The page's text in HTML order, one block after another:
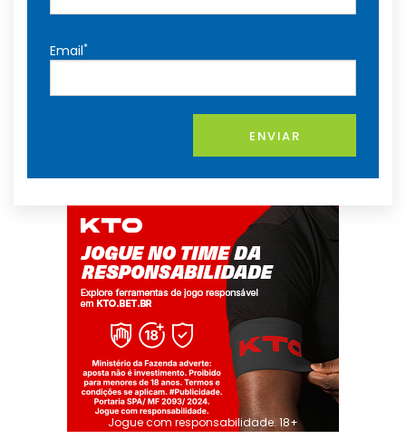
Email*
ENVIAR
Jogue com responsabilidade. 18+